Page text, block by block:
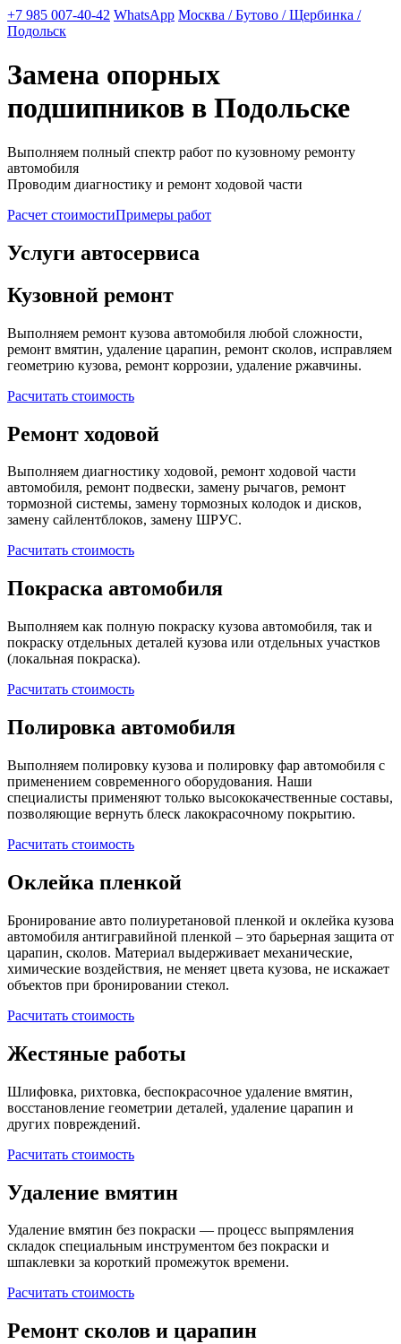
+7 985 007-40-42 WhatsApp Москва / Бутово / Щербинка /
Подольск
Замена опорных
подшипников в Подольске
Выполняем полный спектр работ по кузовному ремонту
автомобиля
Проводим диагностику и ремонт ходовой части
Расчет стоимостиПримеры работ
Услуги автосервиса
Кузовной ремонт
Выполняем ремонт кузова автомобиля любой сложности,
ремонт вмятин, удаление царапин, ремонт сколов, исправляем
геометрию кузова, ремонт коррозии, удаление ржавчины.
Расчитать стоимость
Ремонт ходовой
Выполняем диагностику ходовой, ремонт ходовой части
автомобиля, ремонт подвески, замену рычагов, ремонт
тормозной системы, замену тормозных колодок и дисков,
замену сайлентблоков, замену ШРУС.
Расчитать стоимость
Покраска автомобиля
Выполняем как полную покраску кузова автомобиля, так и
покраску отдельных деталей кузова или отдельных участков
(локальная покраска).
Расчитать стоимость
Полировка автомобиля
Выполняем полировку кузова и полировку фар автомобиля с
применением современного оборудования. Наши
специалисты применяют только высококачественные составы,
позволяющие вернуть блеск лакокрасочному покрытию.
Расчитать стоимость
Оклейка пленкой
Бронирование авто полиуретановой пленкой и оклейка кузова
автомобиля антигравийной пленкой – это барьерная защита от
царапин, сколов. Материал выдерживает механические,
химические воздействия, не меняет цвета кузова, не искажает
объектов при бронировании стекол.
Расчитать стоимость
Жестяные работы
Шлифовка, рихтовка, беспокрасочное удаление вмятин,
восстановление геометрии деталей, удаление царапин и
других повреждений.
Расчитать стоимость
Удаление вмятин
Удаление вмятин без покраски — процесс выпрямления
складок специальным инструментом без покраски и
шпаклевки за короткий промежуток времени.
Расчитать стоимость
Ремонт сколов и царапин